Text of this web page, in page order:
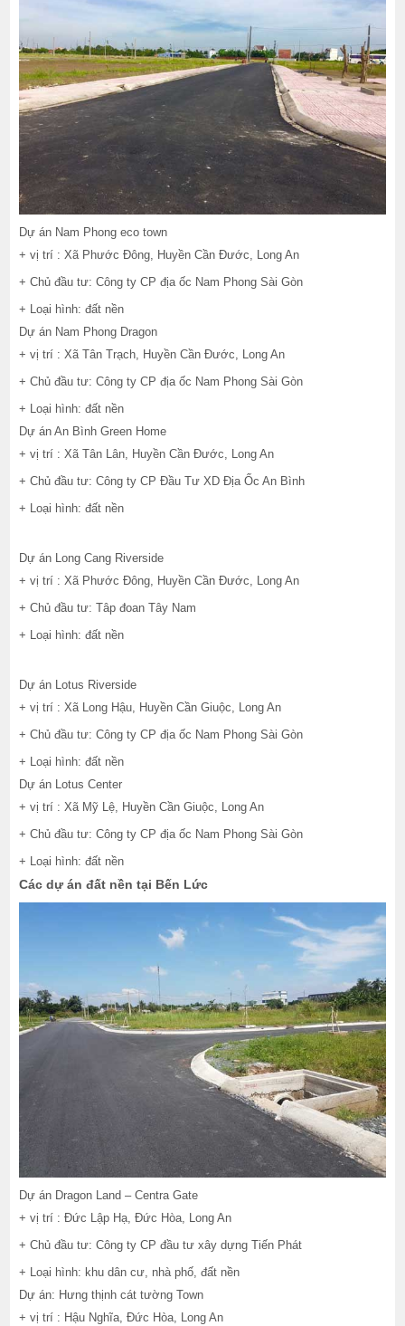
Dự án Nam Phong eco town
+ vị trí : Xã Phước Đông, Huyền Cần Đước, Long An
+ Chủ đầu tư: Công ty CP địa ốc Nam Phong Sài Gòn
+ Loại hình: đất nền
Dự án Nam Phong Dragon
+ vị trí : Xã Tân Trạch, Huyền Cần Đước, Long An
+ Chủ đầu tư: Công ty CP địa ốc Nam Phong Sài Gòn
+ Loại hình: đất nền
Dự án An Bình Green Home
+ vị trí : Xã Tân Lân, Huyền Cần Đước, Long An
+ Chủ đầu tư: Công ty CP Đầu Tư XD Địa Ốc An Bình
+ Loại hình: đất nền
Dự án Long Cang Riverside
+ vị trí : Xã Phước Đông, Huyền Cần Đước, Long An
+ Chủ đầu tư: Tâp đoan Tây Nam
+ Loại hình: đất nền
Dự án Lotus Riverside
+ vị trí : Xã Long Hậu, Huyền Cần Giuộc, Long An
+ Chủ đầu tư: Công ty CP địa ốc Nam Phong Sài Gòn
+ Loại hình: đất nền
Dự án Lotus Center
+ vị trí : Xã Mỹ Lệ, Huyền Cần Giuộc, Long An
+ Chủ đầu tư: Công ty CP địa ốc Nam Phong Sài Gòn
+ Loại hình: đất nền
Các dự án đất nền tại Bến Lức
Dự án Dragon Land – Centra Gate
+ vị trí : Đức Lập Hạ, Đức Hòa, Long An
+ Chủ đầu tư: Công ty CP đầu tư xây dựng Tiến Phát
+ Loại hình: khu dân cư, nhà phố, đất nền
Dự án: Hưng thịnh cát tường Town
+ vị trí : Hậu Nghĩa, Đức Hòa, Long An